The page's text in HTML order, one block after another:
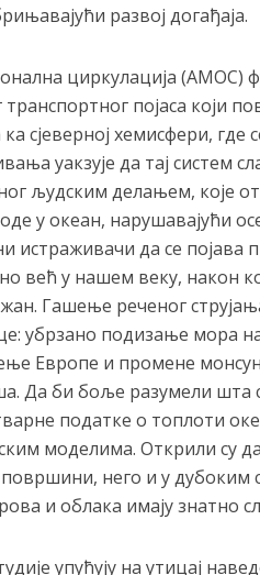
развој догађаја.
циркулација (АМОC)
појаса који
сјеверној хемисфери,
уакзује да тај систем
људским делањем, које
у океан, нарушавајући
истраживачи да се појава
већ у нашем веку, након
Гашење реченог
убрзано подизање мора
Европе и промене
Да би боље разумели шта
податке о топлоти
моделима. Открили су
него и у дубоким
и облака имају знатно
упућују на утицај